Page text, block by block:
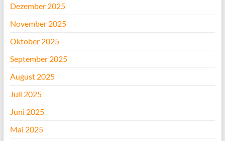
Dezember 2025
November 2025
Oktober 2025
September 2025
August 2025
Juli 2025
Juni 2025
Mai 2025